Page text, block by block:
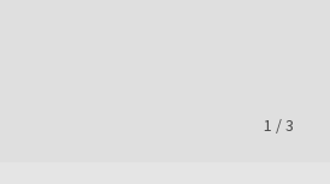
1 /3